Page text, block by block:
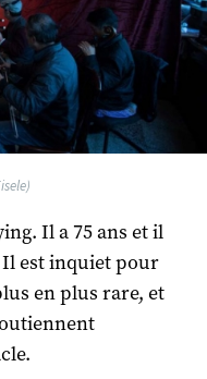
Il a 75 ans et il
Il est inquiet pour
en plus rare, et